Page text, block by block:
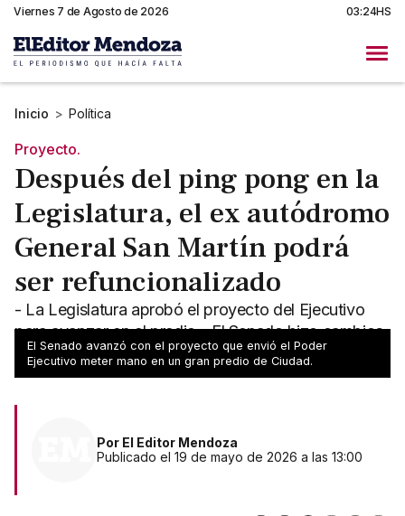
Viernes 7 de Agosto de 2026 03:24HS
Inicio > Política
Proyecto.
Después del ping pong en la
Legislatura, el ex autódromo
General San Martín podrá
ser refuncionalizado
- La Legislatura aprobó el proyecto del Ejecutivo
para avanzar en el predio - El Senado hizo cambios
pero Diputados no los aceptó
El Senado avanzó con el proyecto que envió el Poder
Ejecutivo meter mano en un gran predio de Ciudad.
Por El Editor Mendoza
Publicado el 19 de mayo de 2026 a las 13:00